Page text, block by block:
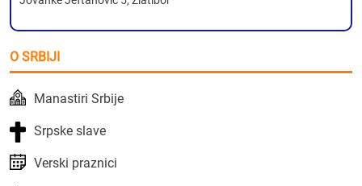
O SRBIJI
Manastiri Srbije
Srpske slave
Verski praznici